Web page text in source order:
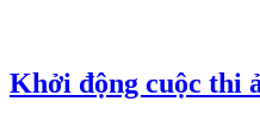
Khởi động cuộc thi